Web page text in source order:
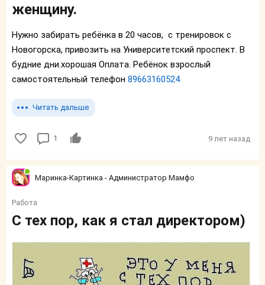
женщину.
Нужно забирать ребёнка в 20 часов, с тренировок с
Новогорска, привозить на Университетский проспект. В
будние дни.хорошая Оплата. Ребёнок взрослый
самостоятельный телефон 89663160524
Читать дальше
1 9 лет назад
Маринка-Картинка - Администратор Мамфо
Работа
С тех пор, как я стал директором)